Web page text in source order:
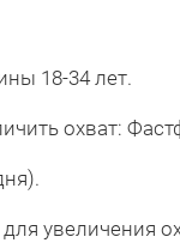
18-34 лет.
охват:
увеличения